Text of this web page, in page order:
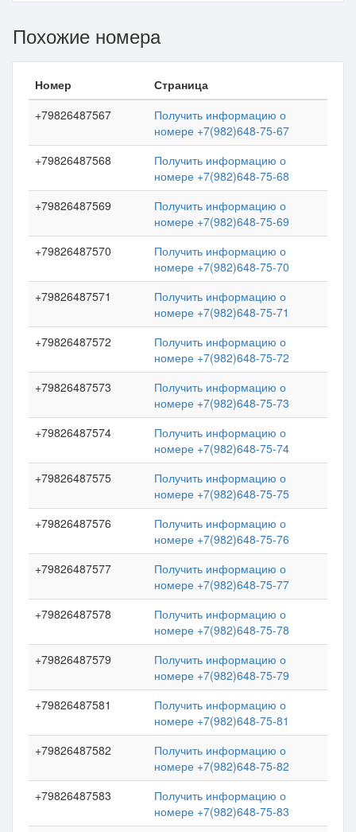
Похожие номера
Номер
Страница
+79826487567
Получить информацию о
номере +7(982)648-75-67
+79826487568
Получить информацию о
номере +7(982)648-75-68
+79826487569
Получить информацию о
номере +7(982)648-75-69
+79826487570
Получить информацию о
номере +7(982)648-75-70
+79826487571
Получить информацию о
номере +7(982)648-75-71
+79826487572
Получить информацию о
номере +7(982)648-75-72
+79826487573
Получить информацию о
номере +7(982)648-75-73
+79826487574
Получить информацию о
номере +7(982)648-75-74
+79826487575
Получить информацию о
номере +7(982)648-75-75
+79826487576
Получить информацию о
номере +7(982)648-75-76
+79826487577
Получить информацию о
номере +7(982)648-75-77
+79826487578
Получить информацию о
номере +7(982)648-75-78
+79826487579
Получить информацию о
номере +7(982)648-75-79
+79826487581
Получить информацию о
номере +7(982)648-75-81
+79826487582
Получить информацию о
номере +7(982)648-75-82
+79826487583
Получить информацию о
номере +7(982)648-75-83